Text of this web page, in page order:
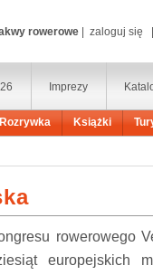
rowerowe zaloguj się
Imprezy
Rozrywka Książki
rowerowego
europejskich